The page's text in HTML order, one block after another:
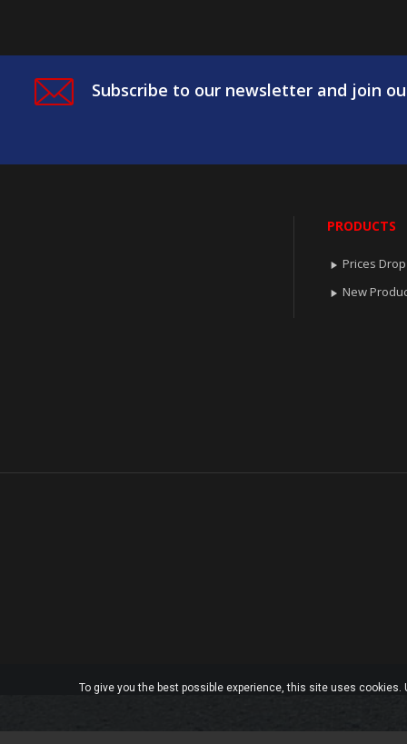
Subscribe to our newsletter and join
PRODUCTS
 Prices Drop
 New
To give you the best possible experience, this site uses